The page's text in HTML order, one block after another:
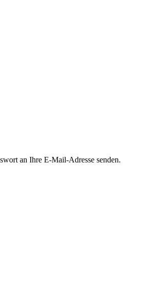
an Ihre E-Mail-Adresse senden.